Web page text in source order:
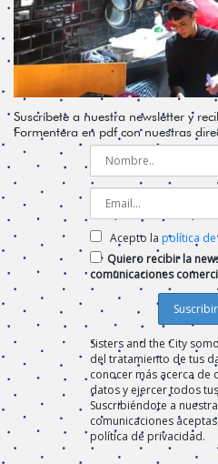
Suscríbete a nuestra newsletter y
Formentera en pdf con nuestras
Acepto la política
Quiero recibir la
comunicaciones
Sisters and the City
del tratamiento de tus
conocer más acerca de
datos y ejercer todos
Suscribiéndote a
comunicaciones
política de privacidad.